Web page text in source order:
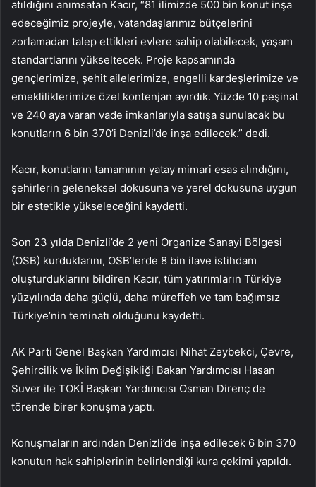
atıldığını anımsatan Kacır, “81 ilimizde 500 bin konut inşa
edeceğimiz projeyle, vatandaşlarımız bütçelerini
zorlamadan talep ettikleri evlere sahip olabilecek, yaşam
standartlarını yükseltecek. Proje kapsamında
gençlerimize, şehit ailelerimize, engelli kardeşlerimize ve
emekliliklerimize özel kontenjan ayırdık. Yüzde 10 peşinat
ve 240 aya varan vade imkanlarıyla satışa sunulacak bu
konutların 6 bin 370’i Denizli’de inşa edilecek.” dedi.
Kacır, konutların tamamının yatay mimari esas alındığını,
şehirlerin geleneksel dokusuna ve yerel dokusuna uygun
bir estetikle yükseleceğini kaydetti.
Son 23 yılda Denizli’de 2 yeni Organize Sanayi Bölgesi
(OSB) kurduklarını, OSB’lerde 8 bin ilave istihdam
oluşturduklarını bildiren Kacır, tüm yatırımların Türkiye
yüzyılında daha güçlü, daha müreffeh ve tam bağımsız
Türkiye’nin teminatı olduğunu kaydetti.
AK Parti Genel Başkan Yardımcısı Nihat Zeybekci, Çevre,
Şehircilik ve İklim Değişikliği Bakan Yardımcısı Hasan
Suver ile TOKİ Başkan Yardımcısı Osman Direnç de
törende birer konuşma yaptı.
Konuşmaların ardından Denizli’de inşa edilecek 6 bin 370
konutun hak sahiplerinin belirlendiği kura çekimi yapıldı.